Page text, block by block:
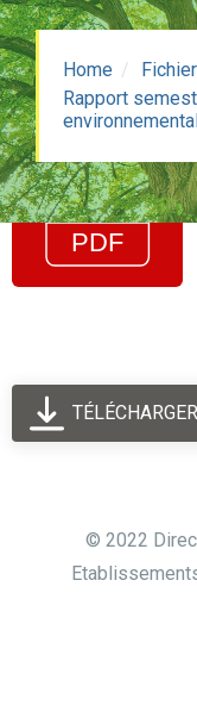
Home
Fichier
Rapport
TÉLÉCHARGER
© 2022